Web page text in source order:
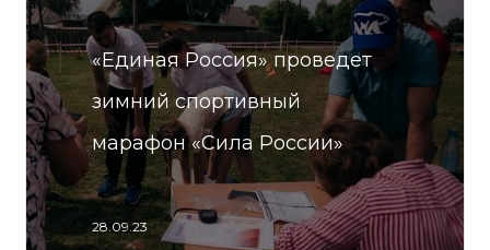
«Единая Россия» проведет
зимний спортивный
марафон «Сила России»
28.09.23